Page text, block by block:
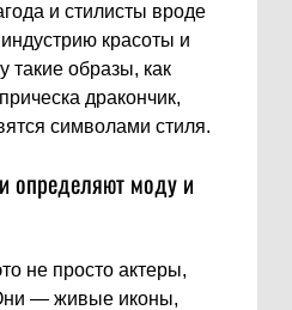
и стилисты вроде
красоты и
такие образы, как
дракончик,
символами стиля.
определяют моду и
не просто актеры,
— живые иконы,